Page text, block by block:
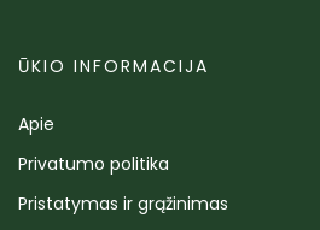
ŪKIO INFORMACIJA
Apie
Privatumo politika
Pristatymas ir grąžinimas